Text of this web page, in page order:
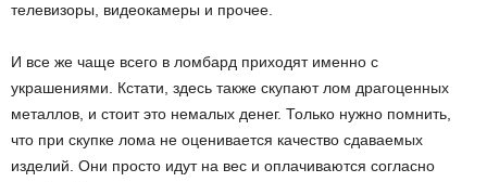
телевизоры, видеокамеры и прочее.
И все же чаще всего в ломбард приходят именно с
украшениями. Кстати, здесь также скупают лом драгоценных
металлов, и стоит это немалых денег. Только нужно помнить,
что при скупке лома не оценивается качество сдаваемых
изделий. Они просто идут на вес и оплачиваются согласно